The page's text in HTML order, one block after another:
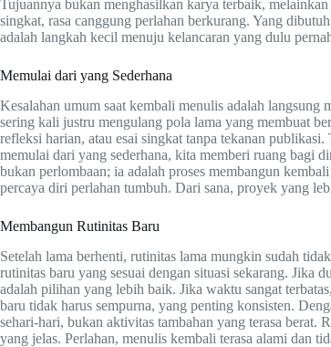
Tujuannya bukan menghasilkan karya terbaik,
singkat, rasa canggung perlahan berkurang. Yang
adalah langkah kecil menuju kelancaran yang dulu
Memulai dari yang Sederhana
Kesalahan umum saat kembali menulis adalah
sering kali justru mengulang pola lama yang membuat
refleksi harian, atau esai singkat tanpa tekanan
memulai dari yang sederhana, kita memberi ruang bagi
bukan perlombaan; ia adalah proses membangun
percaya diri perlahan tumbuh. Dari sana, proyek yang
Membangun Rutinitas Baru
Setelah lama berhenti, rutinitas lama mungkin sudah
rutinitas baru yang sesuai dengan situasi sekarang. Jika
adalah pilihan yang lebih baik. Jika waktu sangat
baru tidak harus sempurna, yang penting konsisten.
sehari-hari, bukan aktivitas tambahan yang terasa berat.
yang jelas. Perlahan, menulis kembali terasa alami dan